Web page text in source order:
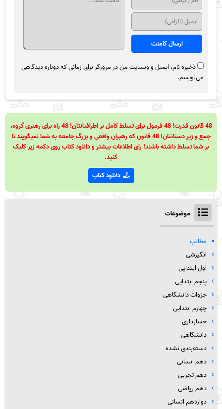
ذخیره نام، ایمیل و وبسایت من در مرورگر برای زمانی که دوباره دیدگاهی
می‌نویسم.
48 قانون قدرت! 48 فرمول برای تسلط کامل بر اطرافیانتان! 48 راه برای رهبری گروه،
جمع و زیر دستانتان! 48 قانون که رهبران واقعی و بزرگ جامعه به شما نمیگویند تا
بر شما تسلط داشته باشند! رای اطلاعات بیشتر و دانلود کتاب روی دکمه زیر کلیک
کنید.
دانلود کتاب
موضوعات
مطالب
انگیزشی
اول ابتدایی
پنجم ابتدایی
جزوات دانشگاهی
چهارم ابتدایی
حسابداری
دانشگاهی
دسته‌بندی نشده
دهم انسانی
دهم تجربی
دهم ریاضی
دوازدهم انسانی